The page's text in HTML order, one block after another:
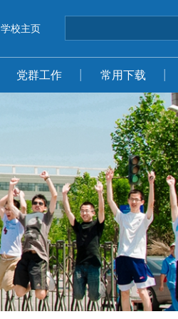
学校主页
党群工作 常用下载